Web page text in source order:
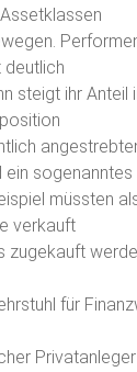
deutlich
steigt ihr
ein sogenanntes
müssten
verkauft
zugekauft
für